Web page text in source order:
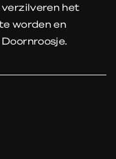
het
worden en